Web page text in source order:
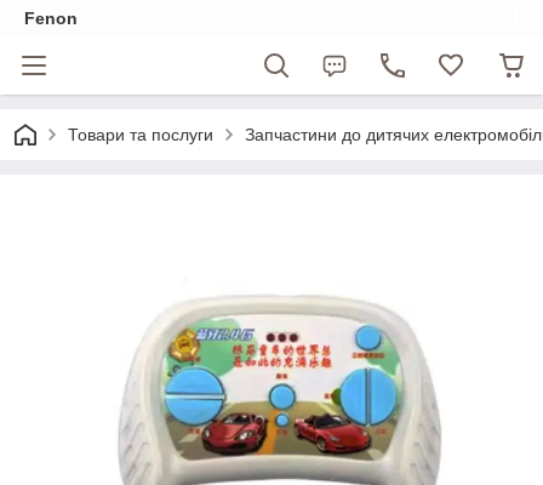
Fenon
Товари та послуги Запчастини до дитячих